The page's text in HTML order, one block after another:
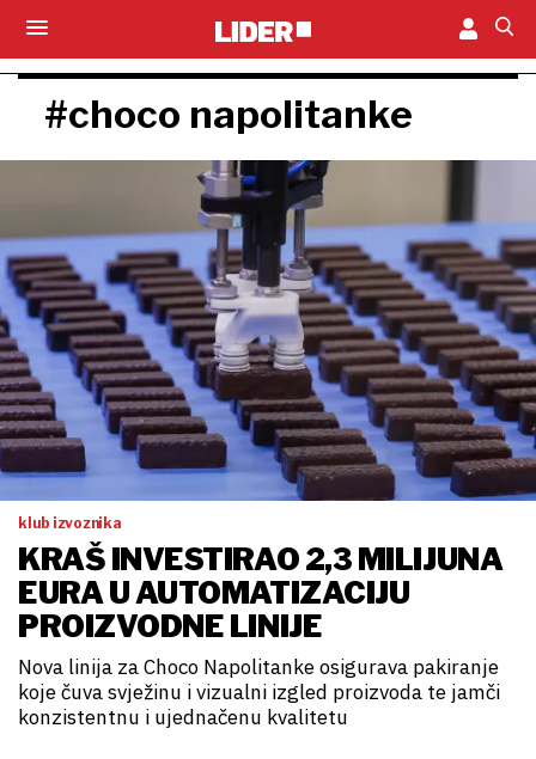
#choco napolitanke
klub izvoznika
KRAŠ INVESTIRAO 2,3 MILIJUNA
EURA U AUTOMATIZACIJU
PROIZVODNE LINIJE
Nova linija za Choco Napolitanke osigurava pakiranje
koje čuva svježinu i vizualni izgled proizvoda te jamči
konzistentnu i ujednačenu kvalitetu